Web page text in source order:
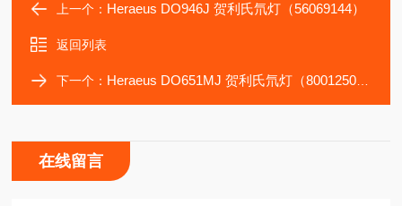
上一个： Heraeus DO946J 贺利氏氘灯（56069144）
返回列表
下一个： Heraeus DO651MJ 贺利氏氘灯（80012504）
在线留言